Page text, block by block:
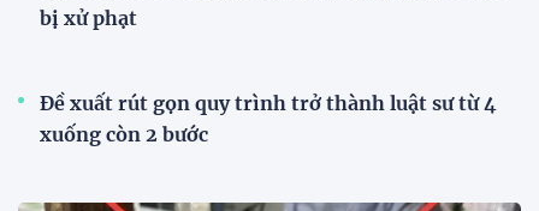
bị xử phạt
Đề xuất rút gọn quy trình trở thành luật sư từ 4
xuống còn 2 bước